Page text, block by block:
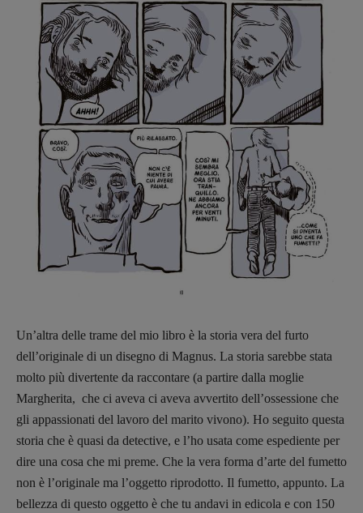
Un’altra delle trame del mio libro è la storia vera del furto
dell’originale di un disegno di Magnus. La storia sarebbe stata
molto più divertente da raccontare (a partire dalla moglie
Margherita, che ci aveva ci aveva avvertito dell’ossessione che
gli appassionati del lavoro del marito vivono). Ho seguito questa
storia che è quasi da detective, e l’ho usata come espediente per
dire una cosa che mi preme. Che la vera forma d’arte del fumetto
non è l’originale ma l’oggetto riprodotto. Il fumetto, appunto. La
bellezza di questo oggetto è che tu andavi in edicola e con 150